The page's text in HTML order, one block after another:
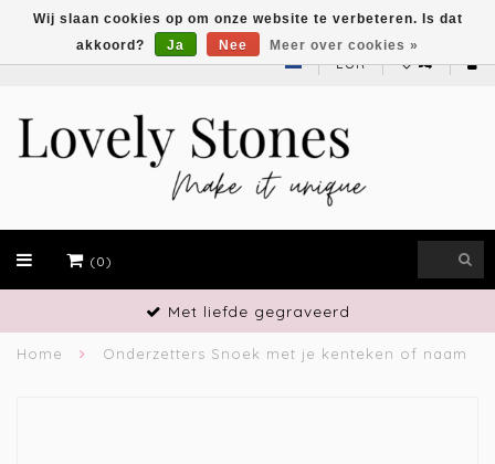
EUR
(0)
Vakmanschap
Home Onderzetters Snoek met je kenteken of naam
Wij slaan cookies op om onze website te verbeteren. Is dat
akkoord?
Ja Nee Meer over cookies »